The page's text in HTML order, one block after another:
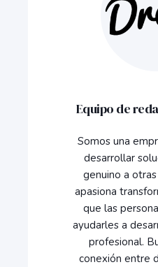
Equipo de
Somos una
desarrollar
genuino a
apasiona
que las
ayudarles a
profesional.
conexión entre